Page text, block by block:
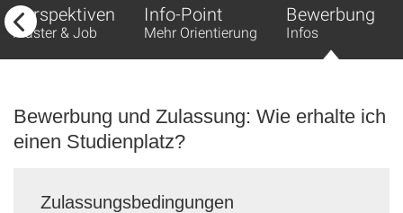
Perspektiven
Master & Job
Info-Point
Mehr Orientierung
Bewerbung
Infos
Bewerbung und Zulassung: Wie erhalte ich
einen Studienplatz?
Zulassungsbedingungen